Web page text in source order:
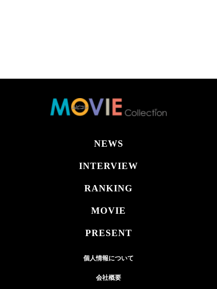
NEWS
INTERVIEW
RANKING
MOVIE
PRESENT
個人情報について
会社概要